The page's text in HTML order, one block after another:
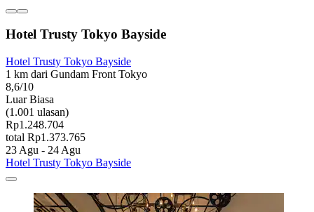
Hotel Trusty Tokyo Bayside
Hotel Trusty Tokyo Bayside
1 km dari Gundam Front Tokyo
8,6/10
Luar Biasa
(1.001 ulasan)
Rp1.248.704
total Rp1.373.765
23 Agu - 24 Agu
Hotel Trusty Tokyo Bayside